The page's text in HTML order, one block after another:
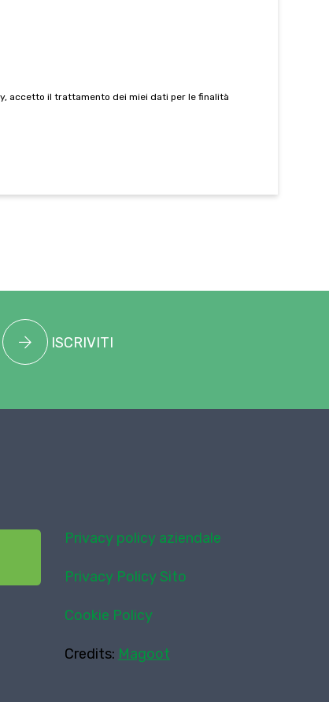
, accetto il trattamento dei miei dati per le finalità
ISCRIVITI
Privacy policy aziendale
Privacy Policy Sito
Cookie Policy
Credits: Magoot